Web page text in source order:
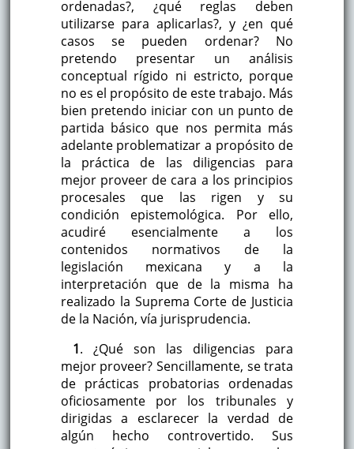
ordenadas?, ¿qué reglas deben
utilizarse para aplicarlas?, y ¿en qué
casos se pueden ordenar? No
pretendo presentar un análisis
conceptual rígido ni estricto, porque
no es el propósito de este trabajo. Más
bien pretendo iniciar con un punto de
partida básico que nos permita más
adelante problematizar a propósito de
la práctica de las diligencias para
mejor proveer de cara a los principios
procesales que las rigen y su
condición epistemológica. Por ello,
acudiré esencialmente a los
contenidos normativos de la
legislación mexicana y a la
interpretación que de la misma ha
realizado la Suprema Corte de Justicia
de la Nación, vía jurisprudencia.
1. ¿Qué son las diligencias para
mejor proveer? Sencillamente, se trata
de prácticas probatorias ordenadas
oficiosamente por los tribunales y
dirigidas a esclarecer la verdad de
algún hecho controvertido. Sus